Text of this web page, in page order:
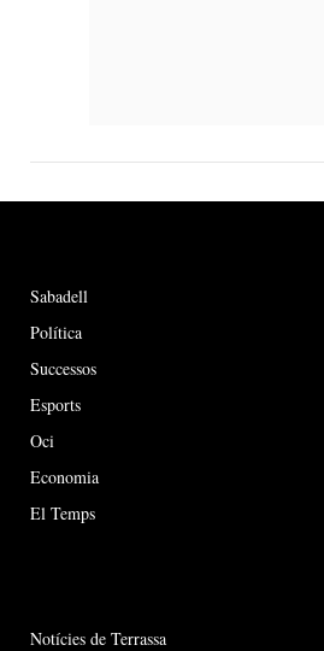
Sabadell
Política
Successos
Esports
Oci
Economia
El Temps
Notícies de Terrassa